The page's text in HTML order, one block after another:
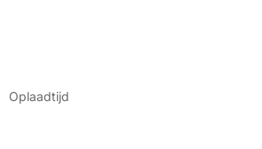
Oplaadtijd